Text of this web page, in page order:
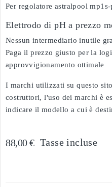
Per regolatore astralpool mp1s-
Elettrodo di pH a prezzo
Nessun intermediario inutile
Paga il prezzo giusto per la
approvvigionamento ottimale
I marchi utilizzati su questo
costruttori, l'uso dei marchi è
indicare il modello a cui è
88,00 € Tasse incluse